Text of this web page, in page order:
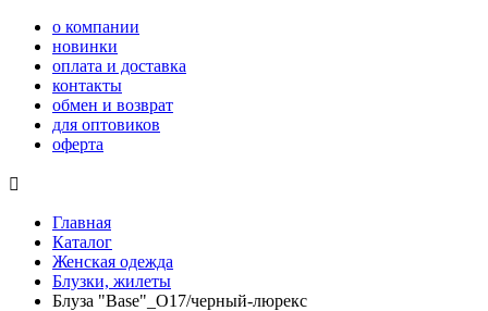
о компании
новинки
оплата и доставка
контакты
обмен и возврат
для оптовиков
оферта

Главная
Каталог
Женская одежда
Блузки, жилеты
Блуза "Base"_О17/черный-люрекс